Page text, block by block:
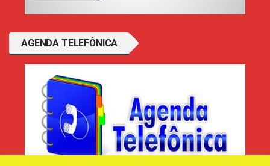
AGENDA TELEFÔNICA